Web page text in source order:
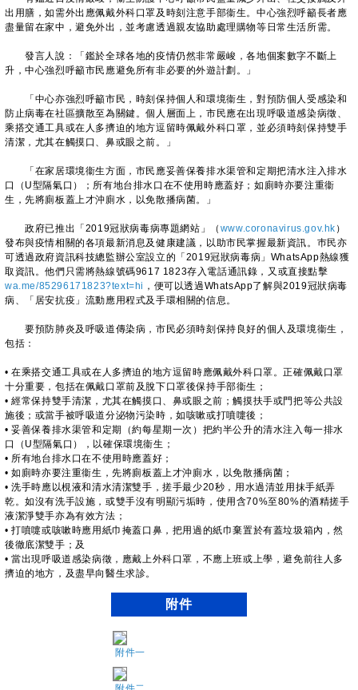
出用膳，如需外出應佩戴外科口罩及時刻注意手部衞生。中心強烈呼籲長者應
盡量留在家中，避免外出，並考慮透過親友協助處理購物等日常生活所需。
發言人說：「鑑於全球各地的疫情仍然非常嚴峻，各地個案數字不斷上
升，中心強烈呼籲市民應避免所有非必要的外遊計劃。」
「中心亦強烈呼籲市民，時刻保持個人和環境衞生，對預防個人受感染和
防止病毒在社區擴散至為關鍵。個人層面上，市民應在出現呼吸道感染病徵、
乘搭交通工具或在人多擠迫的地方逗留時佩戴外科口罩，並必須時刻保持雙手
清潔，尤其在觸摸口、鼻或眼之前。」
「在家居環境衞生方面，市民應妥善保養排水渠管和定期把清水注入排水
口（U型隔氣口）；所有地台排水口在不使用時應蓋好；如廁時亦要注重衞
生，先將廁板蓋上才沖廁水，以免散播病菌。」
政府已推出「2019冠狀病毒病專題網站」（ www.coronavirus.gov.hk ）
發布與疫情相關的各項最新消息及健康建議，以助市民掌握最新資訊。巿民亦
可透過政府資訊科技總監辦公室設立的「2019冠狀病毒病」WhatsApp熱線獲
取資訊。他們只需將熱線號碼9617 1823存入電話通訊錄，又或直接點擊
wa.me/85296171823?text=hi ，便可以透過WhatsApp了解與2019冠狀病毒
病、「居安抗疫」流動應用程式及手環相關的信息。
要預防肺炎及呼吸道傳染病，市民必須時刻保持良好的個人及環境衞生，
包括：
• 在乘搭交通工具或在人多擠迫的地方逗留時應佩戴外科口罩。正確佩戴口罩
十分重要，包括在佩戴口罩前及脫下口罩後保持手部衞生；
• 經常保持雙手清潔，尤其在觸摸口、鼻或眼之前；觸摸扶手或門把等公共設
施後；或當手被呼吸道分泌物污染時，如咳嗽或打噴嚏後；
• 妥善保養排水渠管和定期（約每星期一次）把約半公升的清水注入每一排水
口（U型隔氣口），以確保環境衞生；
• 所有地台排水口在不使用時應蓋好；
• 如廁時亦要注重衞生，先將廁板蓋上才沖廁水，以免散播病菌；
• 洗手時應以梘液和清水清潔雙手，搓手最少20秒，用水過清並用抹手紙弄
乾。如沒有洗手設施，或雙手沒有明顯污垢時，使用含70%至80%的酒精搓手
液潔淨雙手亦為有效方法；
• 打噴嚏或咳嗽時應用紙巾掩蓋口鼻，把用過的紙巾棄置於有蓋垃圾箱內，然
後徹底潔雙手；及
• 當出現呼吸道感染病徵，應戴上外科口罩，不應上班或上學，避免前往人多
擠迫的地方，及盡早向醫生求診。
附件
附件一